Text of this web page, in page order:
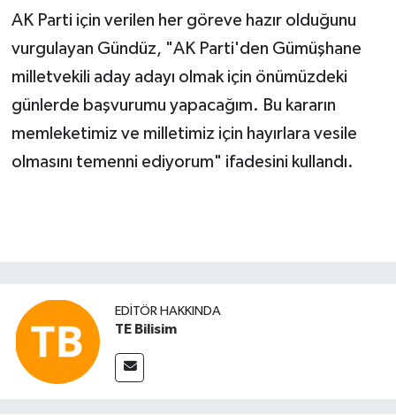
AK Parti için verilen her göreve hazır olduğunu
vurgulayan Gündüz, "AK Parti'den Gümüşhane
milletvekili aday adayı olmak için önümüzdeki
günlerde başvurumu yapacağım. Bu kararın
memleketimiz ve milletimiz için hayırlara vesile
olmasını temenni ediyorum" ifadesini kullandı.
EDITÖR HAKKINDA
TE Bilisim